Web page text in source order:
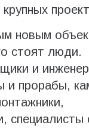
новым
стоят люди.
и
и прорабы,
специалисты